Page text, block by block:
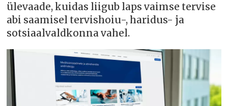
ülevaade, kuidas liigub laps vaimse tervise
abi saamisel tervishoiu-, haridus- ja
sotsiaalvaldkonna vahel.